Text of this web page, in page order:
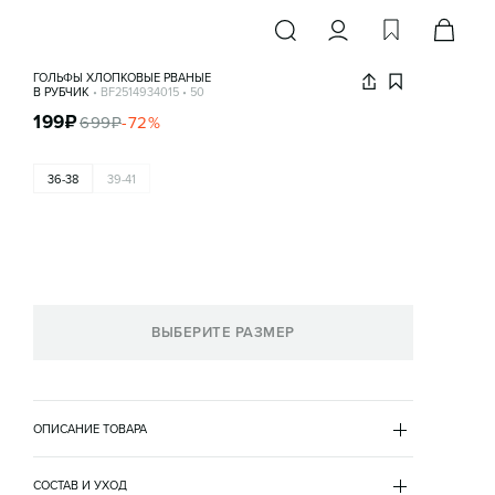
ГОЛЬФЫ ХЛОПКОВЫЕ РВАНЫЕ
В РУБЧИК • BF2514934015 • 50
199₽699₽-72%
ВЫБЕРИТЕ РАЗМЕР
36-38 39-41
ОПИСАНИЕ ТОВАРА
ЧЕРНЫЙ • 50
СОСТАВ И УХОД